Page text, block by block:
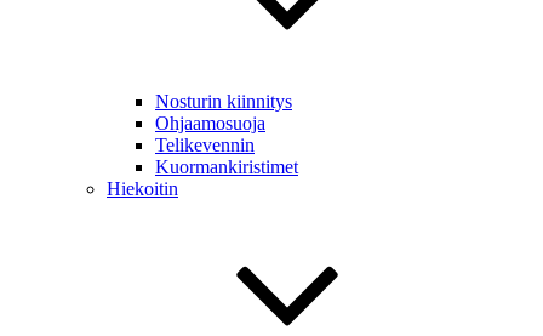
Nosturin kiinnitys
Ohjaamosuoja
Telikevennin
Kuormankiristimet
Hiekoitin